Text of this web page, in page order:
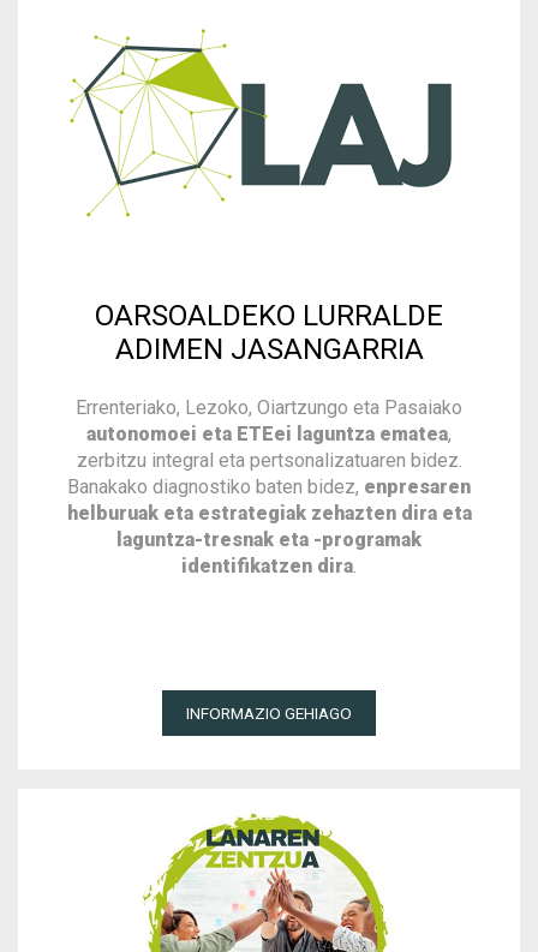
OARSOALDEKO LURRALDE
ADIMEN JASANGARRIA
Errenteriako, Lezoko, Oiartzungo eta Pasaiako
autonomoei eta ETEei laguntza ematea,
zerbitzu integral eta pertsonalizatuaren bidez.
Banakako diagnostiko baten bidez, enpresaren
helburuak eta estrategiak zehazten dira eta
laguntza-tresnak eta -programak
identifikatzen dira
INFORMAZIO GEHIAGO